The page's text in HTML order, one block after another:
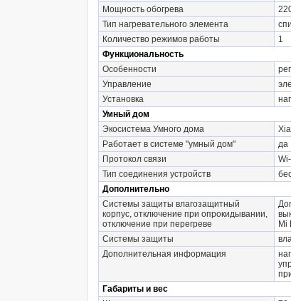
Мощность обогрева
Тип нагревательного элемента
Количество режимов работы
1
Функциональность
Особенности
Управление
Установка
Умный дом
Экосистема Умного дома
Работает в системе "умный дом"
да
Протокол связи
Тип соединения устройств
Дополнительно
Системы защиты влагозащитный
корпус, отключение при опрокидывании,
отключение при перегреве
Mi
Системы защиты
Дополнительная информация
Габариты и вес